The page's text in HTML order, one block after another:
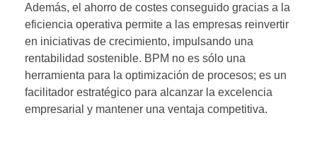
Además, el ahorro de costes conseguido gracias a la
eficiencia operativa permite a las empresas reinvertir
en iniciativas de crecimiento, impulsando una
rentabilidad sostenible. BPM no es sólo una
herramienta para la optimización de procesos; es un
facilitador estratégico para alcanzar la excelencia
empresarial y mantener una ventaja competitiva.